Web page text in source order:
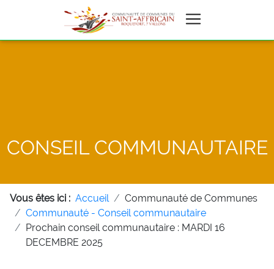
CONSEIL COMMUNAUTAIRE
Vous êtes ici : Accueil
Communauté de Communes
Communauté - Conseil communautaire
Prochain conseil communautaire : MARDI 16
DECEMBRE 2025